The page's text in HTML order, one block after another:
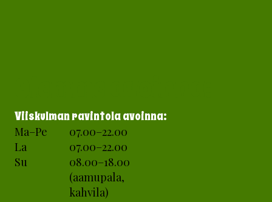
Viiskulman ravintolaavoinna:
Ma–Pe
La
Su
07.00–22.00
07.00–22.00
08.00–18.00
(aamupala,
kahvila)